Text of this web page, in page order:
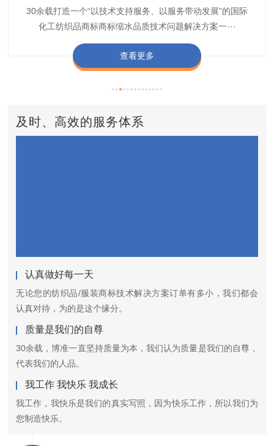
博准30余载是中国守家纺织商标印染织唛化工商标抗染品质
技术问题解决方案定制专家,提供前处理,染色,印···
查看更多
博准是一家专注30余载设计研发织唛印唛商标、织带织带商
标缩水品质技术问题解决方案一站式服务提供商,匠···
查看更多
博准30余载专注提供纺织品印唛、织唛织造服装色差品质问
题技术解决方案一站式服务商,以其精湛的技术,科···
查看更多
博准经营多年是行业专业纺织品商标固色助剂,TJ-A622,TJ-
A622,FSD,FSE商标固色剂加···
查看更多
博准长期致力于皮革商标湿摩擦增进助剂TJ-A6588,湿摩擦
增进剂加工定制服务技术研究与应用,凭借丰···
查看更多
及时、高效的服务体系
认真做好每一天
无论您的纺织品/服装商标技术解决方案订单有多小，我们都会
认真对待，为的是这个缘分。
质量是我们的自尊
30余载，博准一直坚持质量为本，我们认为质量是我们的自尊，
代表我们的人品。
我工作 我快乐 我成长
我工作，我快乐是我们的真实写照，因为快乐工作，所以我们为
您制造快乐。